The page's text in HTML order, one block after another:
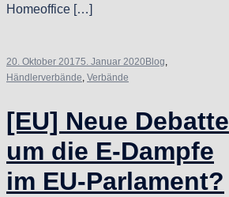
Homeoffice […]
20. Oktober 20175. Januar 2020Blog
Händlerverbände Verbände
[EU] Neue Debatte
um die E-Dampfe
im EU-Parlament?